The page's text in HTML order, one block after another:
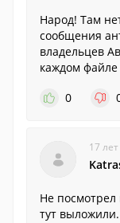
Народ! Там
сообщения
владельцев
каждом файле
0
17
Не посмотрел
тут выложили.